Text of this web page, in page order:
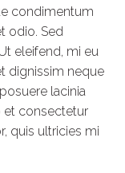
condimentum
odio. Sed
eleifend, mi eu
dignissim neque
lacinia
et consectetur
quis ultricies mi